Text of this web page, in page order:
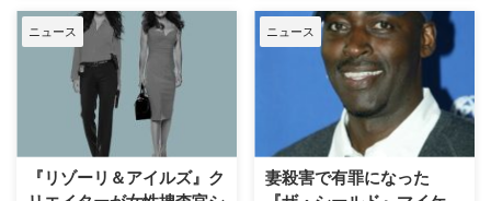
執り行われた。米Slat …
ーラ・アイル …
『リゾーリ&アイルズ』。このド
ラマで主人公の一人を演じたアン
ジー・ハーモンは、同作の中で愛
娘と共演する機会を得ていた。
アンジー・ハーモンが娘と共演し
たエピソードとは？ 『リゾーリ&
アイルズ』はボストンを舞台に、
ー）と、その親友で検視官のモー
海外ドラマの中では、登場人物が
命を落としてシリーズから姿を消
すパターンが少なくないが、時に
は演じる俳優が亡くなり、シリー
ズに出演不可能となってしまうこ
とも…。そんな、俳優の死で別れ
を告げることになった海外ドラマ
のキャラクター10人を米
GRUNGEがまとめている。昨日
ニュース
『リゾーリ＆アイルズ』ク
ニュース
妻殺害で有罪になった